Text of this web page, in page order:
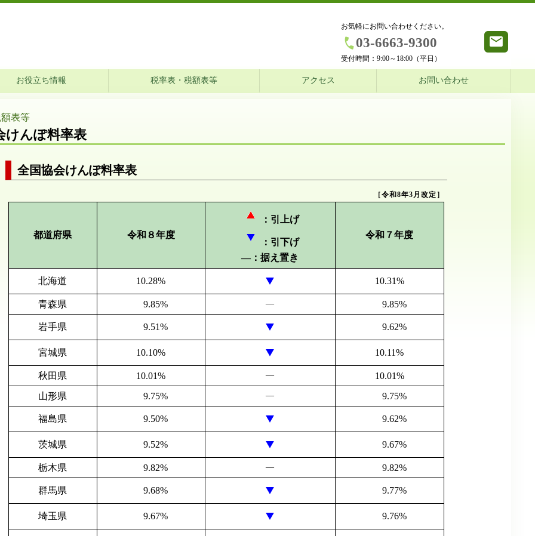
所
お気軽にお問い合わせください。
03-6663-9300
受付時間： 9:00～18:00（平日）
お役立ち情報 税率表・税額表等 アクセス お問い合わせ
表等
けんぽ料率表
全国協会けんぽ料率表
［令和8年3月改定］
都道府県 令和８年度
：引上げ
：引下げ
―：据え置き
令和７年度
北海道 10.28% 10.31%
青森県 9.85% ― 9.85%
岩手県 9.51% 9.62%
宮城県 10.10% 10.11%
秋田県 10.01% ―
10.01%
山形県
9.75% ― 9.75%
福島県 9.50% 9.62%
茨城県 9.52% 9.67%
栃木県 9.82% ― 9.82%
群馬県 9.68% 9.77%
埼玉県 9.67% 9.76%